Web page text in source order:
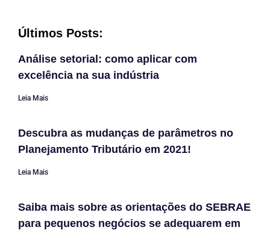
Últimos Posts:
Análise setorial: como aplicar com
excelência na sua indústria
Leia Mais
Descubra as mudanças de parâmetros no
Planejamento Tributário em 2021!
Leia Mais
Saiba mais sobre as orientações do SEBRAE
para pequenos negócios se adequarem em